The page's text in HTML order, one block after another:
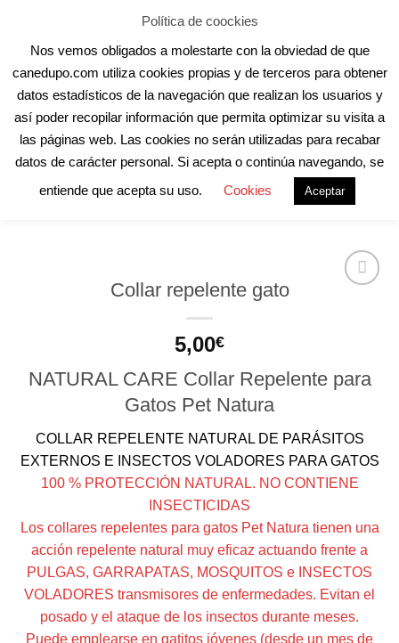
content
Aula Online Contacto Registro
INICIO / HIGIENE / ANTIPARASITARIOS
Collar repelente gato
5,00€
NATURAL CARE Collar Repelente para
Gatos Pet Natura
COLLAR REPELENTE NATURAL DE PARÁSITOS
EXTERNOS E INSECTOS VOLADORES PARA GATOS
100 % PROTECCIÓN NATURAL. NO CONTIENE
INSECTICIDAS
Los collares repelentes para gatos Pet Natura tienen una
acción repelente natural muy eficaz actuando frente a
PULGAS, GARRAPATAS, MOSQUITOS e INSECTOS
VOLADORES transmisores de enfermedades. Evitan el
posado y el ataque de los insectos durante meses.
Puede emplearse en gatitos jóvenes (desde un mes de
Política de coockies
Nos vemos obligados a molestarte con la obviedad de que
canedupo.com utiliza cookies propias y de terceros para obtener
datos estadísticos de la navegación que realizan los usuarios y
así poder recopilar información que permita optimizar su visita a
las páginas web. Las cookies no serán utilizadas para recabar
datos de carácter personal. Si acepta o continúa navegando, se
entiende que acepta su uso.
Cookies Aceptar